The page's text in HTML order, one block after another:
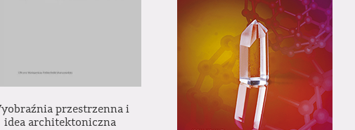
przestrzenna i
idea architektoniczna